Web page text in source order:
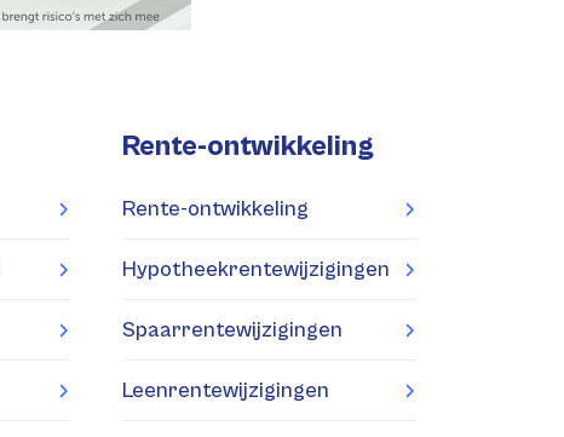
Rente-ontwikkeling
Rente-ontwikkeling
Hypotheekrentewijzigingen
Spaarrentewijzigingen
Leenrentewijzigingen